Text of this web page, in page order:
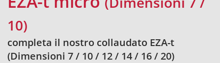
10)
completa il nostro collaudato EZA-t
(Dimensioni 7 / 10 / 12 / 14 / 16 / 20)